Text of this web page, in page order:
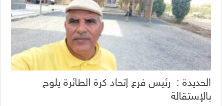
الحديدة : رئيس فرع إتحاد كرة الطائرة يلوح
بالإستقالة